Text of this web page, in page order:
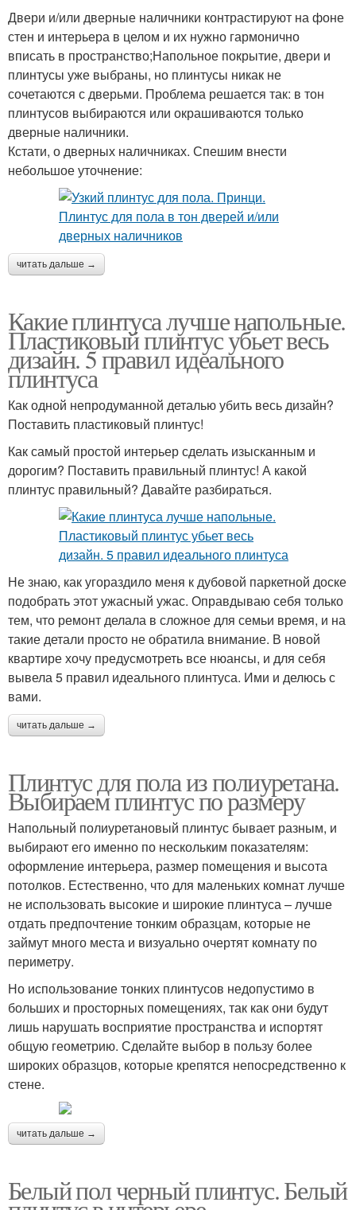
Двери и/или дверные наличники контрастируют на фоне
стен и интерьера в целом и их нужно гармонично
вписать в пространство;Напольное покрытие, двери и
плинтусы уже выбраны, но плинтусы никак не
сочетаются с дверьми. Проблема решается так: в тон
плинтусов выбираются или окрашиваются только
дверные наличники.
Кстати, о дверных наличниках. Спешим внести
небольшое уточнение:
читать дальше →
Какие плинтуса лучше напольные.
Пластиковый плинтус убьет весь
дизайн. 5 правил идеального
плинтуса
Как одной непродуманной деталью убить весь дизайн?
Поставить пластиковый плинтус!
Как самый простой интерьер сделать изысканным и
дорогим? Поставить правильный плинтус! А какой
плинтус правильный? Давайте разбираться.
Не знаю, как угораздило меня к дубовой паркетной доске
подобрать этот ужасный ужас. Оправдываю себя только
тем, что ремонт делала в сложное для семьи время, и на
такие детали просто не обратила внимание. В новой
квартире хочу предусмотреть все нюансы, и для себя
вывела 5 правил идеального плинтуса. Ими и делюсь с
вами.
читать дальше →
Плинтус для пола из полиуретана.
Выбираем плинтус по размеру
Напольный полиуретановый плинтус бывает разным, и
выбирают его именно по нескольким показателям:
оформление интерьера, размер помещения и высота
потолков. Естественно, что для маленьких комнат лучше
не использовать высокие и широкие плинтуса – лучше
отдать предпочтение тонким образцам, которые не
займут много места и визуально очертят комнату по
периметру.
Но использование тонких плинтусов недопустимо в
больших и просторных помещениях, так как они будут
лишь нарушать восприятие пространства и испортят
общую геометрию. Сделайте выбор в пользу более
широких образцов, которые крепятся непосредственно к
стене.
читать дальше →
Белый пол черный плинтус. Белый